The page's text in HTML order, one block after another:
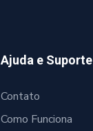
Ajuda e Suporte
Contato
Como Funciona